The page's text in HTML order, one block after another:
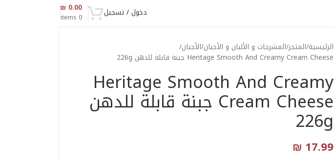
دخول / تسجيل 0
items
₪ 0.00
الرئيسية المتجرالمشرحات و الألبان و الأجبانالأجبان
Heritage Smooth And Creamy Cream Cheese جبنة قابلة للدهن 226g
Heritage Smooth And Creamy
Cream Cheese جبنة قابلة للدهن
226g
₪ 17.99